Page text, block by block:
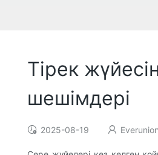
Тірек
шешімдері
2025-08-19 Everunion